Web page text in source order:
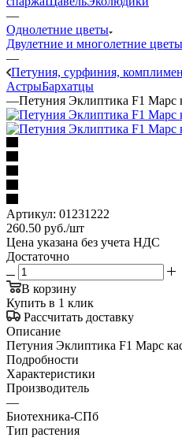
—
Однолетние цветы
Двулетние и многолетние цветы
—
Петуния, сурфиния,
АстрыБархатцы
—Петуния Эклиптика F1
Артикул: 01231222
260.50 руб./шт
Цена указана без учета НДС
Достаточно
В корзину
Купить в 1 клик
Рассчитать доставку
Описание
Петуния Эклиптика F1 Марс
Подробности
Характеристики
Производитель
—
Биотехника-СПб
Тип растения